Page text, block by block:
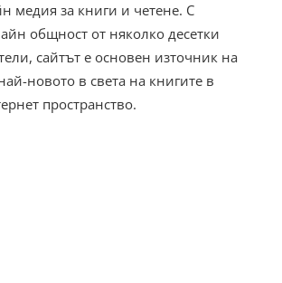
медия за книги и четене. С
общност от няколко десетки
сайтът е основен източник на
новото в света на книгите в
пространство.